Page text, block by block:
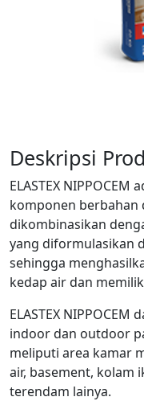
Deskripsi
ELASTEX
komponen berbahan
dikombinasikan
yang diformulasikan
sehingga
kedap air dan
ELASTEX
indoor dan outdoor
meliputi area kamar
air, basement, kolam
terendam lainya.